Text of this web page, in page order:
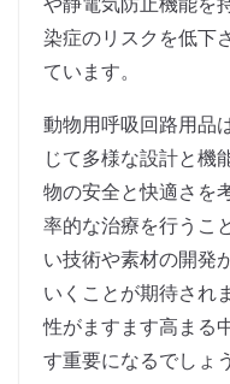
染症のリスクを低下
ています。
動物用呼吸回路用品
じて多様な設計と機
物の安全と快適さを
率的な治療を行うこ
い技術や素材の開発
いくことが期待され
性がますます高まる
す重要になるでしょう